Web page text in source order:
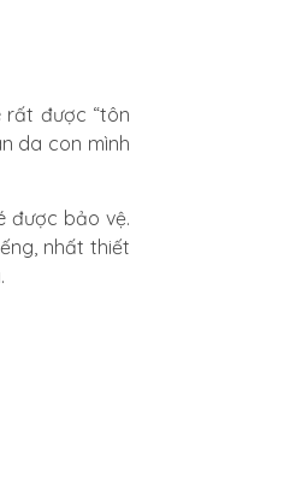
được “tôn
da con mình
được bảo vệ.
nhất thiết